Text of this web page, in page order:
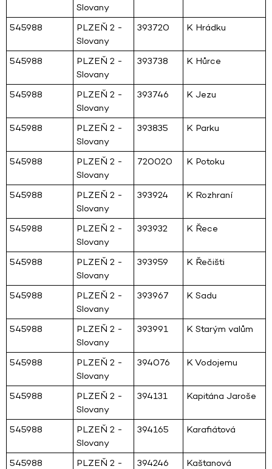
Slovany
545988
PLZEŇ 2 -
Slovany
393720 K Hrádku
545988
PLZEŇ 2 -
Slovany
393738 K Hůrce
545988
PLZEŇ 2 -
Slovany
393746 K Jezu
545988
PLZEŇ 2 -
Slovany
393835 K Parku
545988
PLZEŇ 2 -
Slovany
720020 K Potoku
545988
PLZEŇ 2 -
Slovany
393924 K Rozhraní
545988
PLZEŇ 2 -
Slovany
393932 K Řece
545988
PLZEŇ 2 -
Slovany
393959 K Řečišti
545988
PLZEŇ 2 -
Slovany
393967 K Sadu
545988
PLZEŇ 2 -
Slovany
393991 K Starým valům
545988
PLZEŇ 2 -
Slovany
394076 K Vodojemu
545988
PLZEŇ 2 -
Slovany
394131 Kapitána Jaroše
545988
PLZEŇ 2 -
Slovany
394165 Karafiátová
545988
PLZEŇ 2 -
394246 Kaštanová